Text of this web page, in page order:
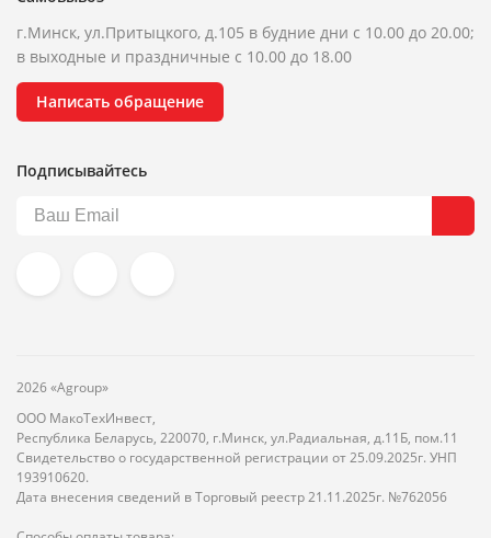
г.Минск, ул.Притыцкого, д.105 в будние дни с 10.00 до 20.00;
в выходные и праздничные с 10.00 до 18.00
Написать обращение
Подписывайтесь
2026 «Agroup»
ООО МакоТехИнвест,
Республика Беларусь, 220070, г.Минск, ул.Радиальная, д.11Б, пом.11
Свидетельство о государственной регистрации от 25.09.2025г. УНП
193910620.
Дата внесения сведений в Торговый реестр 21.11.2025г. №762056